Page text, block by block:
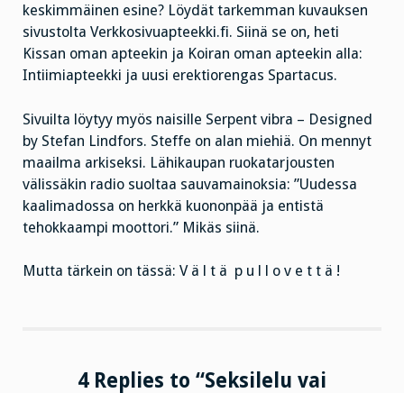
keskimmäinen esine? Löydät tarkemman kuvauksen
sivustolta Verkkosivuapteekki.fi. Siinä se on, heti
Kissan oman apteekin ja Koiran oman apteekin alla:
Intiimiapteekki ja uusi erektiorengas Spartacus.
Sivuilta löytyy myös naisille Serpent vibra – Designed
by Stefan Lindfors. Steffe on alan miehiä. On mennyt
maailma arkiseksi. Lähikaupan ruokatarjousten
välissäkin radio suoltaa sauvamainoksia: ”Uudessa
kaalimadossa on herkkä kuononpää ja entistä
tehokkaampi moottori.” Mikäs siinä.
Mutta tärkein on tässä: V ä l t ä p u l l o v e t t ä !
4 Replies to “Seksilelu vai